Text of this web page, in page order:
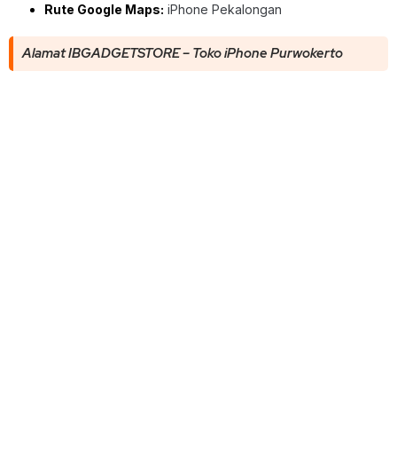
Rute Google Maps: iPhone Pekalongan
Alamat IBGADGETSTORE – Toko iPhone Purwokerto